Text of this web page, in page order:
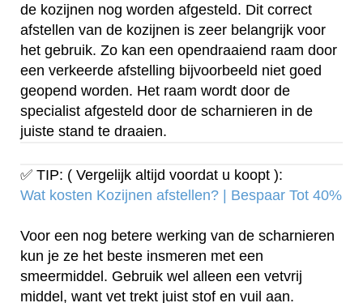
de kozijnen nog worden afgesteld. Dit correct
afstellen van de kozijnen is zeer belangrijk voor
het gebruik. Zo kan een opendraaiend raam door
een verkeerde afstelling bijvoorbeeld niet goed
geopend worden. Het raam wordt door de
specialist afgesteld door de scharnieren in de
juiste stand te draaien.
✅ TIP: ( Vergelijk altijd voordat u koopt ):
Wat kosten Kozijnen afstellen? | Bespaar Tot 40%‎
Voor een nog betere werking van de scharnieren
kun je ze het beste insmeren met een
smeermiddel. Gebruik wel alleen een vetvrij
middel, want vet trekt juist stof en vuil aan.